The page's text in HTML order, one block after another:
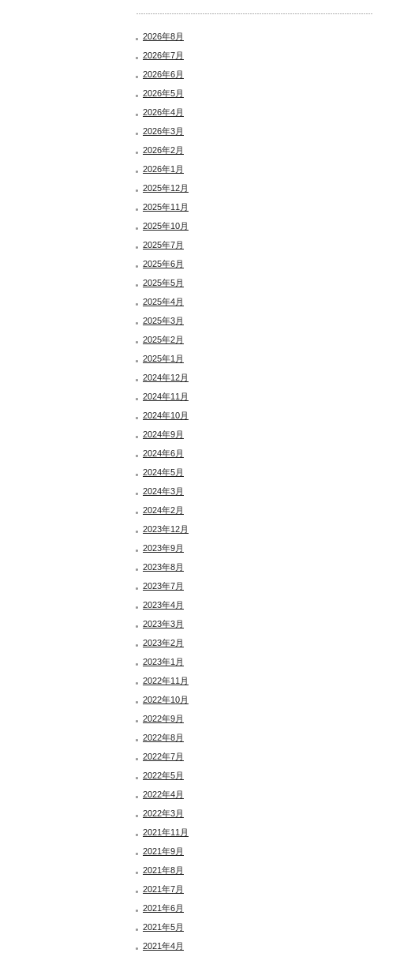
2026年8月
2026年7月
2026年6月
2026年5月
2026年4月
2026年3月
2026年2月
2026年1月
2025年12月
2025年11月
2025年10月
2025年7月
2025年6月
2025年5月
2025年4月
2025年3月
2025年2月
2025年1月
2024年12月
2024年11月
2024年10月
2024年9月
2024年6月
2024年5月
2024年3月
2024年2月
2023年12月
2023年9月
2023年8月
2023年7月
2023年4月
2023年3月
2023年2月
2023年1月
2022年11月
2022年10月
2022年9月
2022年8月
2022年7月
2022年5月
2022年4月
2022年3月
2021年11月
2021年9月
2021年8月
2021年7月
2021年6月
2021年5月
2021年4月